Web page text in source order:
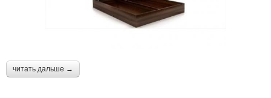
читать дальше →